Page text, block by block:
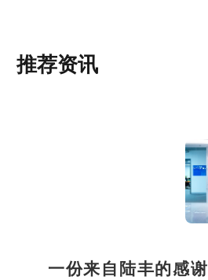
推荐资讯
一份来自陆丰的感谢